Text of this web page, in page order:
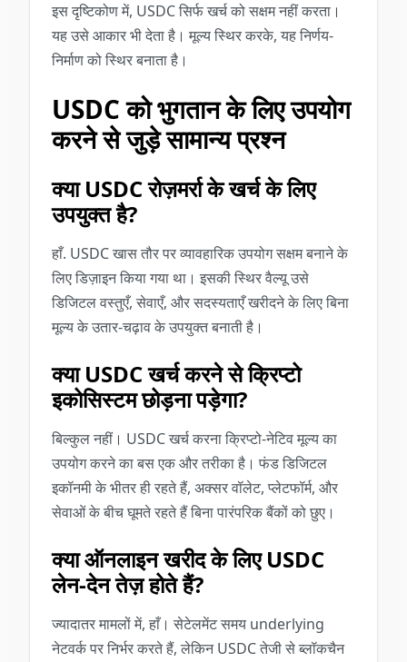
इस दृष्टिकोण में, USDC सिर्फ खर्च को सक्षम नहीं करता।
यह उसे आकार भी देता है। मूल्य स्थिर करके, यह निर्णय-
निर्माण को स्थिर बनाता है।
USDC को भुगतान के लिए उपयोग
करने से जुड़े सामान्य प्रश्न
क्या USDC रोज़मर्रा के खर्च के लिए
उपयुक्त है?
हाँ. USDC खास तौर पर व्यावहारिक उपयोग सक्षम बनाने के
लिए डिज़ाइन किया गया था। इसकी स्थिर वैल्यू उसे
डिजिटल वस्तुएँ, सेवाएँ, और सदस्यताएँ खरीदने के लिए बिना
मूल्य के उतार-चढ़ाव के उपयुक्त बनाती है।
क्या USDC खर्च करने से क्रिप्टो
इकोसिस्टम छोड़ना पड़ेगा?
बिल्कुल नहीं। USDC खर्च करना क्रिप्टो-नेटिव मूल्य का
उपयोग करने का बस एक और तरीका है। फंड डिजिटल
इकॉनमी के भीतर ही रहते हैं, अक्सर वॉलेट, प्लेटफॉर्म, और
सेवाओं के बीच घूमते रहते हैं बिना पारंपरिक बैंकों को छुए।
क्या ऑनलाइन खरीद के लिए USDC
लेन-देन तेज़ होते हैं?
ज्यादातर मामलों में, हाँ। सेटेलमेंट समय underlying
नेटवर्क पर निर्भर करते हैं, लेकिन USDC तेजी से ब्लॉकचैन